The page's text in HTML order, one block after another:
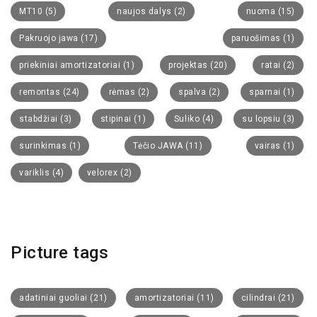
MT10 (5) naujos dalys (2) nuoma (15)
Pakruojo jawa (17) paruošimas (1)
priekiniai amortizatoriai (1) projektas (20) ratai (2)
remontas (24) rėmas (2) spalva (2) sparnai (1)
stabdžiai (3) stipinai (1) Suliko (4) su lopsiu (3)
surinkimas (1) Tėčio JAWA (11) vairas (1)
variklis (4) velorex (2)
Picture tags
adatiniai guoliai (21) amortizatoriai (11) cilindrai (21)